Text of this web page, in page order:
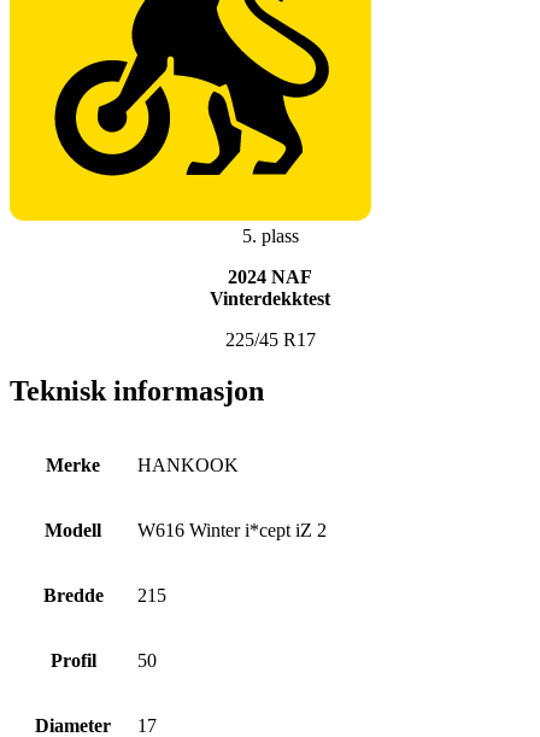
5. plass
2024 NAF
Vinterdekktest
225/45 R17
Teknisk informasjon
Merke HANKOOK
Modell W616 Winter i*cept iZ 2
Bredde 215
Profil 50
Diameter 17